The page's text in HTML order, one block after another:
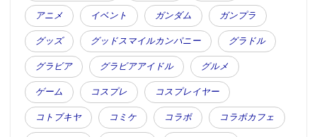
アニメ イベント ガンダム ガンプラ
グッズ グッドスマイルカンパニー グラドル
グラビア グラビアアイドル グルメ
ゲーム コスプレ コスプレイヤー
コトブキヤ コミケ コラボ コラボカフェ